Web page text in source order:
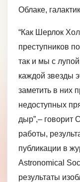
Облаке,
“Как Шерлок
преступников
так и мы с
каждой звезды
заметить в них
недоступных
дыр”,– говорит
работы,
публикации в
Astronomical
результаты